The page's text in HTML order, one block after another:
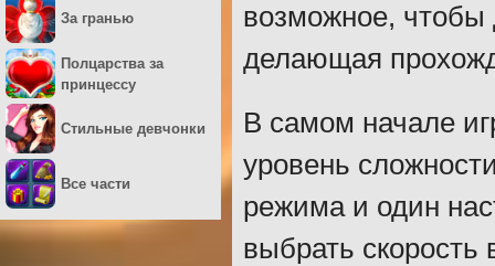
возможное, чтобы
делающая
В самом начале
уровень
режима и один
выбрать скорость
За гранью
Полцарства за
принцессу
Стильные девчонки
Все части